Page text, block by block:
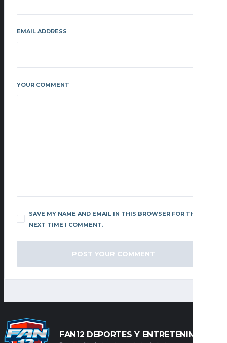
EMAIL ADDRESS
YOUR COMMENT
SAVE MY NAME AND EMAIL IN THIS BROWSER FOR THE
NEXT TIME I COMMENT.
FAN12 DEPORTES Y ENTRETENIMIENTO